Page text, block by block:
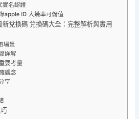
實名認證
apple ID 大幾率可儲值
兌換碼 兌換碼大全：完整解析與實用
場景
詳解
要考量
觀念
享